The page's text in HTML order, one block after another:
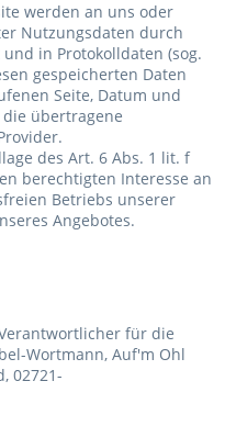
werden an uns oder
Nutzungsdaten durch
in Protokolldaten (sog.
gespeicherten Daten
Seite, Datum und
die übertragene
des Art. 6 Abs. 1 lit. f
berechtigten Interesse an
Betriebs unserer
Angebotes.
für die
Wortmann, Auf'm Ohl
02721-